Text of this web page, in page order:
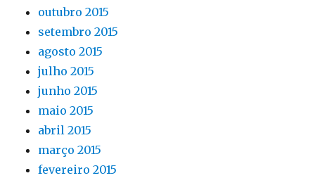
outubro 2015
setembro 2015
agosto 2015
julho 2015
junho 2015
maio 2015
abril 2015
março 2015
fevereiro 2015